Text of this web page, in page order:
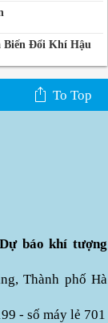
Biến Đổi Khí Hậu
To Top
báo khí tượng
Thành phố Hà
- số máy lẻ 701